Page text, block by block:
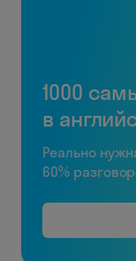
1000
в
Реально
60%